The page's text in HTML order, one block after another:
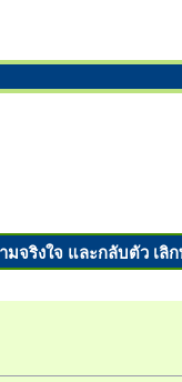
จริงใจ และกลับตัว เลิ